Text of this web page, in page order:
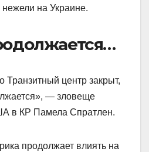
на Украине.
Транзитный центр закрыт,
— зловеще
в КР Памела Спратлен.
продолжает влиять на